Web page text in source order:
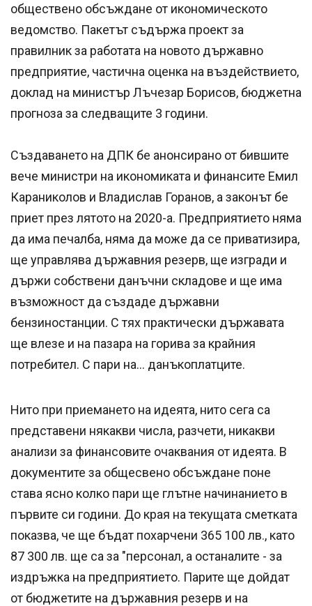
обществено обсъждане от икономическото
ведомство. Пакетът съдържа проект за
правилник за работата на новото държавно
предприятие, частична оценка на въздействието,
доклад на министър Лъчезар Борисов, бюджетна
прогноза за следващите 3 години.
Създаването на ДПК бе анонсирано от бившите
вече министри на икономиката и финансите Емил
Караниколов и Владислав Горанов, а законът бе
приет през лятото на 2020-а. Предприятието няма
да има печалба, няма да може да се приватизира,
ще управлява държавния резерв, ще изгради и
държи собствени данъчни складове и ще има
възможност да създаде държавни
бензиностанции. С тях практически държавата
ще влезе и на пазара на горива за крайния
потребител. С пари на... данъкоплатците.
Нито при приемането на идеята, нито сега са
представени някакви числа, разчети, никакви
анализи за финансовите очаквания от идеята. В
документите за общесвено обсъждане поне
става ясно колко пари ще глътне начинанието в
първите си години. До края на текущата сметката
показва, че ще бъдат похарчени 365 100 лв., като
87 300 лв. ще са за "персонал, а останалите - за
издръжка на предприятието. Парите ще дойдат
от бюджетите на държавния резерв и на